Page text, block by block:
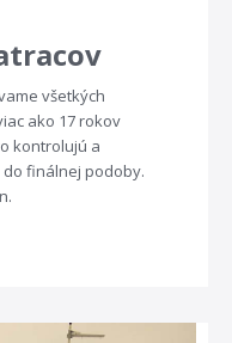
všetkých
ako 17 rokov
kontrolujú a
finálnej podoby.